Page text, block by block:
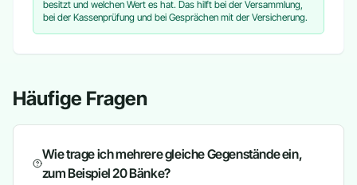
besitzt und welchen Wert es hat. Das hilft bei der Versammlung,
bei der Kassenprüfung und bei Gesprächen mit der Versicherung.
Häufige Fragen
Wie trage ich mehrere gleiche Gegenstände ein,
zum Beispiel 20 Bänke?